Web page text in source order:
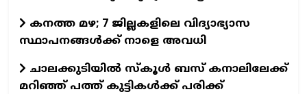
കനത്ത മഴ; 7 ജില്ലകളിലെ വിദ്യാഭ്യാസ
സ്ഥാപനങ്ങള്‍ക്ക് നാളെ അവധി
ചാലക്കുടിയില്‍ സ്‌കൂള്‍ ബസ് കനാലിലേക്ക്
മറിഞ്ഞ് പത്ത് കുട്ടികള്‍ക്ക് പരിക്ക്